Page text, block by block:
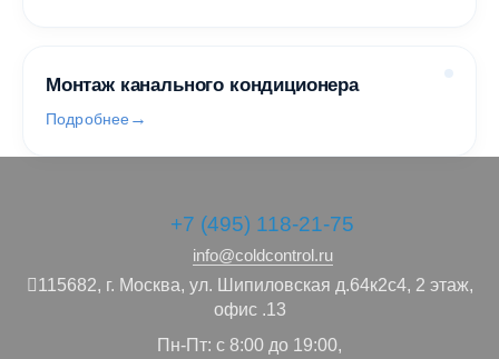
Монтаж канального кондиционера
Подробнее
+7 (495) 118-21-75
info@coldcontrol.ru
115682, г. Москва, ул. Шипиловская д.64к2с4, 2 этаж,
офис .13
Пн-Пт: с 8:00 до 19:00,